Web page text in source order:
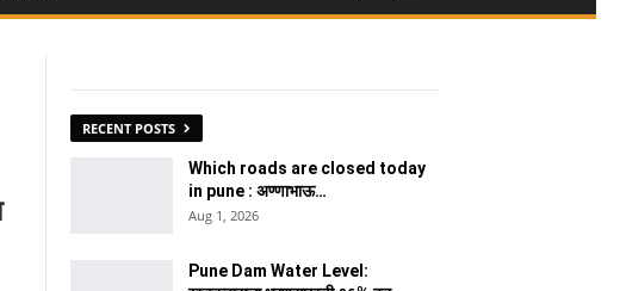
RECENT POSTS
Which roads are closed today
in pune : अण्णाभाऊ…
Aug 1, 2026
Pune Dam Water Level: